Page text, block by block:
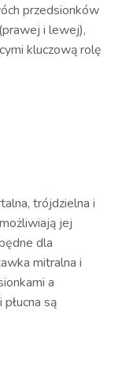
przedsionków
i lewej),
kluczową rolę
trójdzielna i
jej
dla
mitralna i
a
są